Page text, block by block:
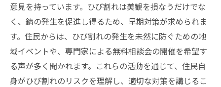
意見を持っています。ひび割れは美観を損なうだけでな
く、錆の発生を促進し得るため、早期対策が求められま
す。住民からは、ひび割れの発生を未然に防ぐための地
域イベントや、専門家による無料相談会の開催を希望す
る声が多く聞かれます。これらの活動を通じて、住民自
身がひび割れのリスクを理解し、適切な対策を講じるこ